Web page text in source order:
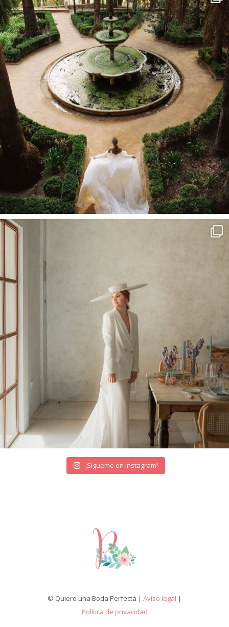
¡Sígueme en Instagram!
© Quiero una Boda Perfecta | Aviso legal |
Política de privacidad